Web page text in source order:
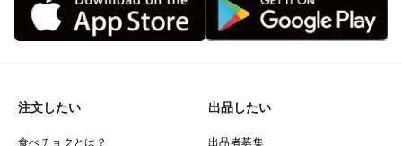
注文したい
食べチョクとは？
出品したい
出品者募集